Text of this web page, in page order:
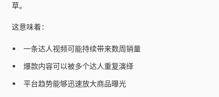
草。
这意味着：
一条达人视频可能持续带来数周销量
爆款内容可以被多个达人重复演绎
平台趋势能够迅速放大商品曝光